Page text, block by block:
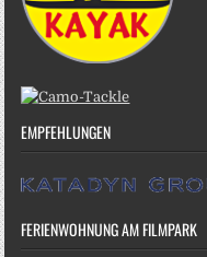
EMPFEHLUNGEN
FERIENWOHNUNG AM FILMPARK